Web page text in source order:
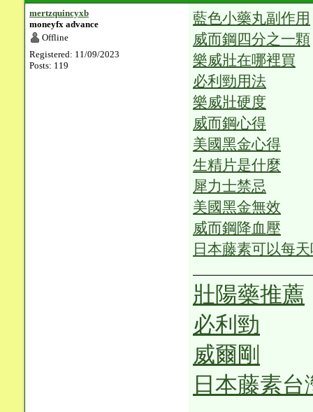
mertzquincyxb
moneyfx advance
Offline
Registered: 11/09/2023
Posts: 119
藍色小藥丸副作用
威而鋼四分之一顆
樂威壯在哪裡買
必利勁用法
樂威壯硬度
威而鋼心得
美國黑金心得
生精片是什麼
犀力士禁忌
美國黑金無效
威而鋼降血壓
日本藤素可以每
壯陽藥推薦
必利勁
威爾剛
日本藤素